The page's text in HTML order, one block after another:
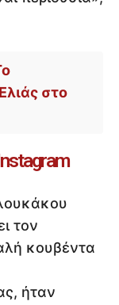
στο
τον
κουβέντα
ήταν